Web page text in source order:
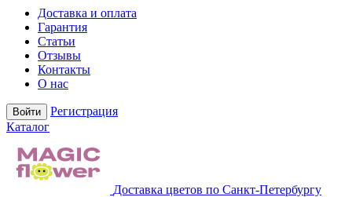
Доставка и оплата
Гарантия
Статьи
Отзывы
Контакты
О нас
Войти
Регистрация
Каталог
Доставка цветов по Санкт-Петербургу